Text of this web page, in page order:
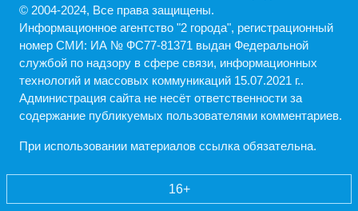
© 2004-2024, Все права защищены.
Информационное агентство "2 города", регистрационный
номер СМИ: ИА № ФС77-81371 выдан Федеральной
службой по надзору в сфере связи, информационных
технологий и массовых коммуникаций 15.07.2021 г..
Администрация cайта не несёт ответственности за
содержание публикуемых пользователями комментариев.
При использовании материалов ссылка обязательна.
16+